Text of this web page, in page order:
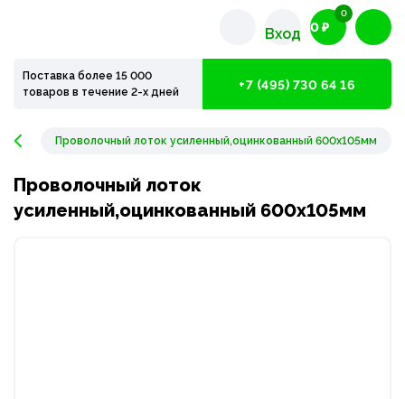
Вход 0 ₽
0
Поставка более 15 000
товаров в течение 2-х дней
+7 (495) 730 64 16
Проволочный лоток усиленный,оцинкованный 600х105мм
Проволочный лоток
усиленный,оцинкованный 600х105мм